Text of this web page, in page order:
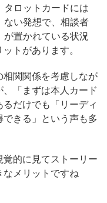
タロットカードには
ない発想で、相談者
が置かれている状況
トがあります。
相関関係を考慮しなが
「まずは本人カード
だけでも「リーディ
きる」という声も多
覚的に見てストーリー
なメリットですね